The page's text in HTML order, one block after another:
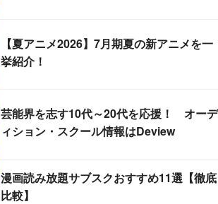
【夏アニメ2026】7月期夏の新アニメを一
挙紹介！
芸能界を志す10代～20代を応援！ オーデ
ィション・スクール情報はDeview
漫画読み放題サブスクおすすめ11選【徹底
比較】